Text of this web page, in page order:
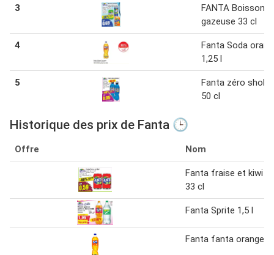
3
FANTA Boisson
gazeuse 33 cl
4
Fanta Soda
1,25 l
5
Fanta zéro
50 cl
Historique des prix de Fanta 🕒
Offre Nom
Fanta fraise et kiwi
33 cl
Fanta Sprite 1,5 l
Fanta fanta orange